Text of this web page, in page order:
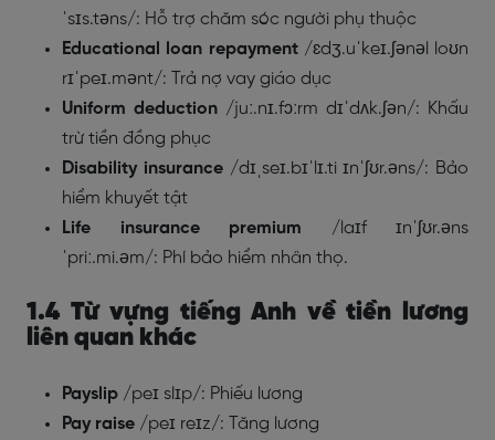
ˈsɪs.təns/: Hỗ trợ chăm sóc người phụ thuộc
Educational loan repayment /ɛdʒ.uˈkeɪ.ʃənəl loʊn
rɪˈpeɪ.mənt/: Trả nợ vay giáo dục
Uniform deduction /juː.nɪ.fɔːrm dɪˈdʌk.ʃən/: Khấu
trừ tiền đồng phục
Disability insurance /dɪˌseɪ.bɪˈlɪ.ti ɪnˈʃʊr.əns/: Bảo
hiểm khuyết tật
Life insurance premium /laɪf ɪnˈʃʊr.əns
ˈpriː.mi.əm/: Phí bảo hiểm nhân thọ.
1.4 Từ vựng tiếng Anh về tiền lương
liên quan khác
Payslip /peɪ slɪp/: Phiếu lương
Pay raise /peɪ reɪz/: Tăng lương